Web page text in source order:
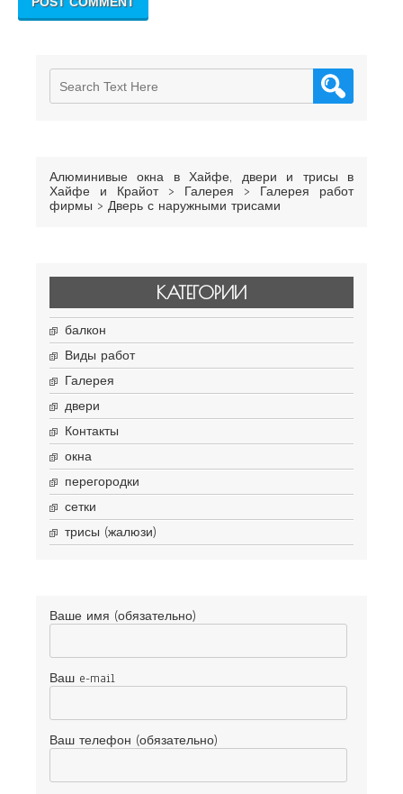
Алюминивые окна в Хайфе, двери и трисы в
Хайфе и Крайот> Галерея > Галерея работ
фирмы > Дверь с наружными трисами
КАТЕГОРИИ
балкон
Виды работ
Галерея
двери
Контакты
окна
перегородки
сетки
трисы (жалюзи)
Ваше имя (обязательно)
Ваш e-mail
Ваш телефон (обязательно)